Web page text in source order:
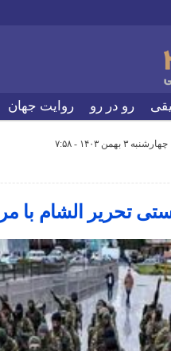
رو در رو روایت جهان
۳ بهمن ۱۴۰۳ - ۷:۵۸
تحریر الشام با